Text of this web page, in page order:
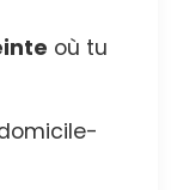
où tu